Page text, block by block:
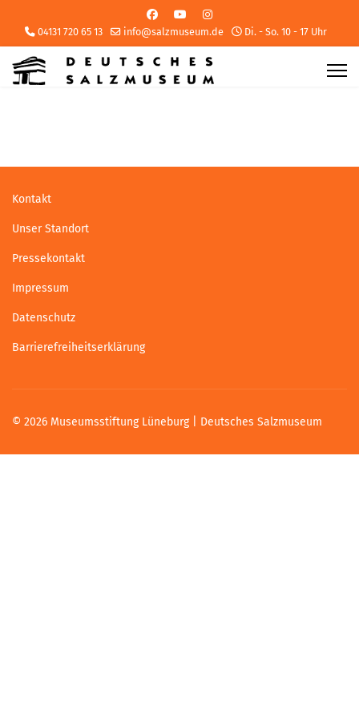
04131 720 65 13 info@salzmuseum.de Di. - So. 10 - 17 Uhr
Kontakt
Unser Standort
Pressekontakt
Impressum
Datenschutz
Barrierefreiheitserklärung
© 2026 Museumsstiftung Lüneburg | Deutsches Salzmuseum